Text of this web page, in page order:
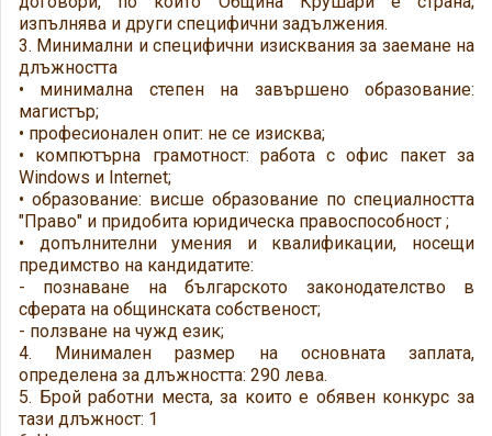
изпълнява и други специфични задължения.
3. Минимални и специфични изисквания за заемане на
длъжността
• минимална степен на завършено образование:
магистър;
• професионален опит: не се изисква;
• компютърна грамотност: работа с офис пакет за
Windows и Internet;
• образование: висше образование по специалността
"Право" и придобита юридическа правоспособност ;
• допълнителни умения и квалификации, носещи
предимство на кандидатите:
- познаване на българското законодателство в
сферата на общинската собственост;
- ползване на чужд език;
4. Минимален размер на основната заплата,
определена за длъжността: 290 лева.
5. Брой работни места, за които е обявен конкурс за
тази длъжност: 1